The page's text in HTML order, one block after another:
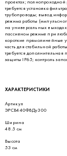
проектах; полнопроходной
требуется установка
трубопроводы; вывод
режима работы
на универсальных
пассивном режиме при
короткие прямолинейные
часть для стабильной
требуется
защиты IP65; контроль
ХАРАКТЕРИСТИКИ
Артикул
ЭРСВ440ФВДу300
Ширина
48.5 см
Высота
53 см